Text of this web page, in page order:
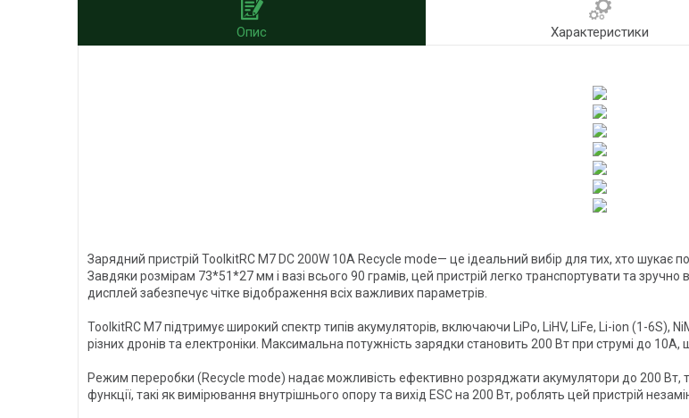
Опис Характеристики
Зарядний пристрій ToolkitRC M7 DC 200W 10A Recycle mode— це ідеальний вибір для тих, хто шукає
Завдяки розмірам 73*51*27 мм і вазі всього 90 грамів, цей пристрій легко транспортувати та
дисплей забезпечує чітке відображення всіх важливих параметрів.
ToolkitRC M7 підтримує широкий спектр типів акумуляторів, включаючи LiPo, LiHV, LiFe, Li-ion (1-6S),
різних дронів та електроніки. Максимальна потужність зарядки становить 200 Вт при струмі до
Режим переробки (Recycle mode) надає можливість ефективно розряджати акумулятори до 200 Вт,
функції, такі як вимірювання внутрішнього опору та вихід ESC на 200 Вт, роблять цей пристрій